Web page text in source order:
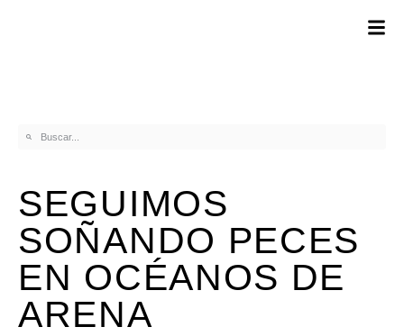
SEGUIMOS
SOÑANDO PECES
EN OCÉANOS DE
ARENA